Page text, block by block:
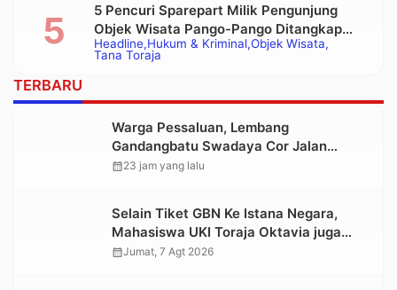
Headline Hukum & Kriminal Objek Wisata
Tana Toraja
5 Pencuri Sparepart Milik Pengunjung
Objek Wisata Pango-Pango Ditangkap
Polisi
TERBARU
Warga Pessaluan, Lembang
Gandangbatu Swadaya Cor Jalan
Kabupaten
calendar_month23 jam yang lalu
Selain Tiket GBN Ke Istana Negara,
Mahasiswa UKI Toraja Oktavia juga
Lolos ke Pekan Seni Mahasiswa
calendar_monthJumat, 7 Agt 2026